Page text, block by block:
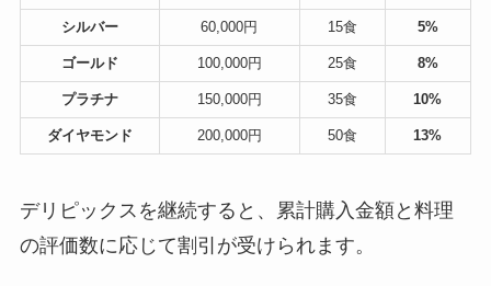
シルバー 60,000円 15食 5%
ゴールド 100,000円 25食 8%
プラチナ 150,000円 35食 10%
ダイヤモンド 200,000円 50食 13%
デリピックスを継続すると、累計購入金額と料理
の評価数に応じて割引が受けられます。